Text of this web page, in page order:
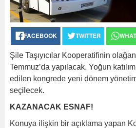
FACEBOOK TWITTER
Şile Taşıyıcılar Kooperatifinin
Temmuz’da yapılacak. Yoğun
edilen kongrede yeni dönem
seçilecek.
KAZANACAK ESNAF!
Konuya ilişkin bir açıklama yapan